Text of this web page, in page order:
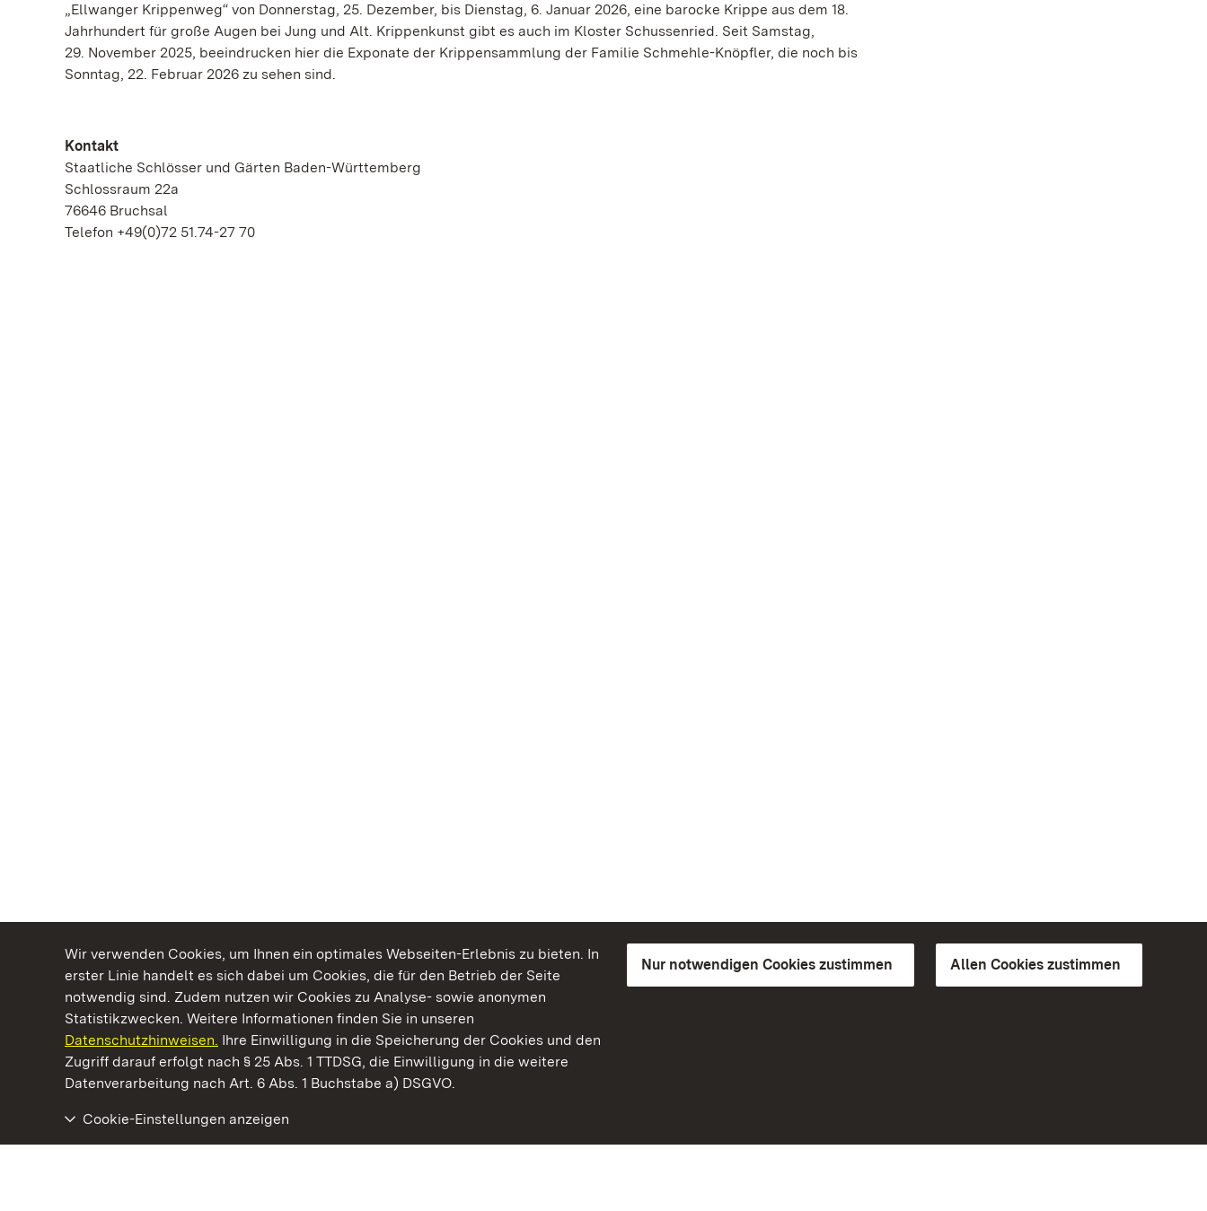
Wir verwenden Cookies, um Ihnen ein optimales Webseiten-Erlebnis zu bieten. In
erster Linie handelt es sich dabei um Cookies, die für den Betrieb der Seite
notwendig sind. Zudem nutzen wir Cookies zu Analyse- sowie anonymen
Statistikzwecken. Weitere Informationen finden Sie in unseren
Datenschutzhinweisen. Ihre Einwilligung in die Speicherung der Cookies und den
Zugriff darauf erfolgt nach § 25 Abs. 1 TTDSG, die Einwilligung in die weitere
Datenverarbeitung nach Art. 6 Abs. 1 Buchstabe a) DSGVO.
Nur notwendigen Cookies zustimmen Allen Cookies zustimmen
Cookie-Einstellungen anzeigen
„Ellwanger Krippenweg“ von Donnerstag, 25. Dezember, bis Dienstag, 6. Januar 2026, eine barocke Krippe aus dem 18.
Jahrhundert für große Augen bei Jung und Alt. Krippenkunst gibt es auch im Kloster Schussenried. Seit Samstag,
29. November 2025, beeindrucken hier die Exponate der Krippensammlung der Familie Schmehle-Knöpfler, die noch bis
Sonntag, 22. Februar 2026 zu sehen sind.
Kontakt
Staatliche Schlösser und Gärten Baden-Württemberg
Schlossraum 22a
76646 Bruchsal
Telefon +49(0)72 51.74-27 70
Kommen. Staunen. Genießen.